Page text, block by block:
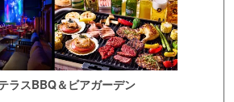
ラスBBQ＆ビアガーデン